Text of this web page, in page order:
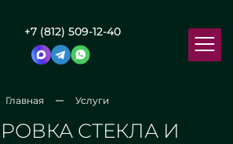
+7 (812) 509-12-40
Главная Услуги
СТЕКЛА И